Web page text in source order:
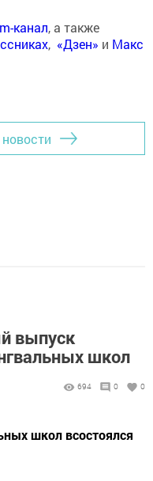
канал, а также
, «Дзен» и Макс
выпуск
школ
694 0 0
школ всостоялся